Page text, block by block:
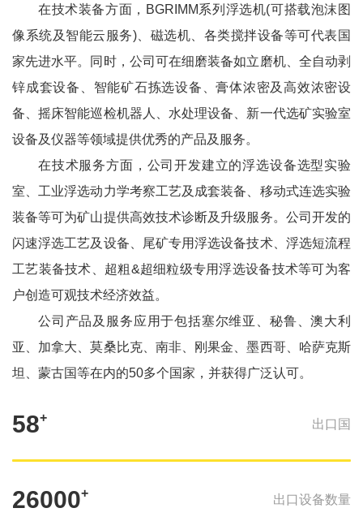
在技术装备方面，BGRIMM系列浮选机(可搭载泡沫图
像系统及智能云服务)、磁选机、各类搅拌设备等可代表国
家先进水平。同时，公司可在细磨装备如立磨机、全自动剥
锌成套设备、智能矿石拣选设备、膏体浓密及高效浓密设
备、摇床智能巡检机器人、水处理设备、新一代选矿实验室
设备及仪器等领域提供优秀的产品及服务。
在技术服务方面，公司开发建立的浮选设备选型实验
室、工业浮选动力学考察工艺及成套装备、移动式连选实验
装备等可为矿山提供高效技术诊断及升级服务。公司开发的
闪速浮选工艺及设备、尾矿专用浮选设备技术、浮选短流程
工艺装备技术、超粗&超细粒级专用浮选设备技术等可为客
户创造可观技术经济效益。
公司产品及服务应用于包括塞尔维亚、秘鲁、澳大利
亚、加拿大、莫桑比克、南非、刚果金、墨西哥、哈萨克斯
坦、蒙古国等在内的50多个国家，并获得广泛认可。
58+ 出口国
26000+ 出口设备数量